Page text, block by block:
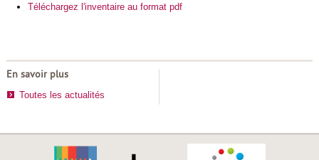
Téléchargez l'inventaire au format pdf
En savoir plus
Toutes les actualités